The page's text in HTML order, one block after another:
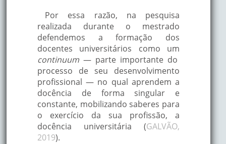
Por essa razão, na pesquisa
realizada durante o mestrado
defendemos a formação dos
docentes universitários como um
continuum — parte importante do
processo de seu desenvolvimento
profissional — no qual aprendem a
docência de forma singular e
constante, mobilizando saberes para
o exercício da sua profissão, a
docência universitária (GALVÃO,
2019).